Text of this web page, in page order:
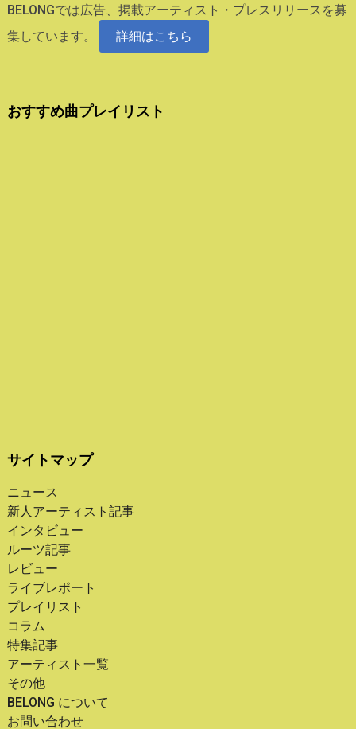
BELONGでは広告、掲載アーティスト・プレスリリースを募
集しています。
詳細はこちら
おすすめ曲プレイリスト
サイトマップ
ニュース
新人アーティスト記事
インタビュー
ルーツ記事
レビュー
ライブレポート
プレイリスト
コラム
特集記事
アーティスト一覧
その他
BELONG について
お問い合わせ